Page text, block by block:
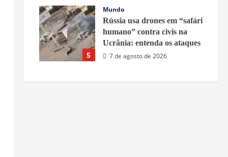
5
Mundo
Rússia usa drones em “safári
humano” contra civis na
Ucrânia: entenda os ataques
7 de agosto de 2026